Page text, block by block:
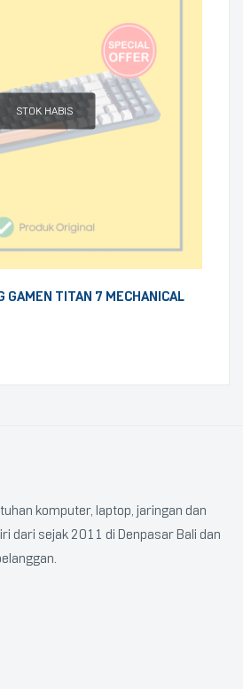
STOK HABIS
GAMEN TITAN 7 MECHANICAL
komputer, laptop, jaringan dan
dari sejak 2011 di Denpasar Bali dan